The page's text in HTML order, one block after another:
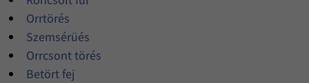
Orrtörés
Szemsérüés
Orrcsont törés
Betört fej